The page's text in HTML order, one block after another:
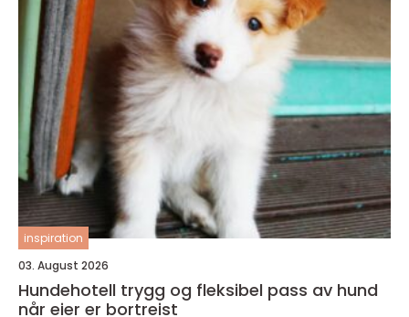
inspiration
03. August 2026
Hundehotell trygg og fleksibel pass av hund
når eier er bortreist